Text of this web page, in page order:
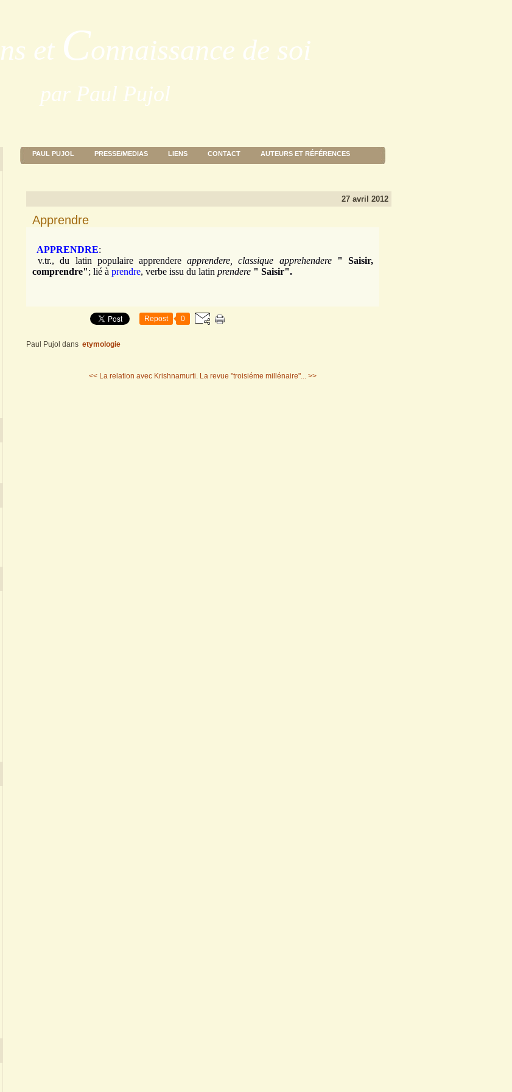
et Connaissance de soi
par Paul Pujol
PAUL PUJOL PRESSE/MEDIAS LIENS CONTACT AUTEURS ET RÉFÉRENCES
27 avril 2012
Apprendre
APPRENDRE:
v.tr., du latin populaire apprendereapprendere, classique apprehendere
" Saisir,
comprendre"; lié à prendre, verbe issu du latin prendere " Saisir".
Repost 0
Paul Pujol dans etymologie
<< La relation avec Krishnamurti. La revue "troisiéme millénaire"... >>